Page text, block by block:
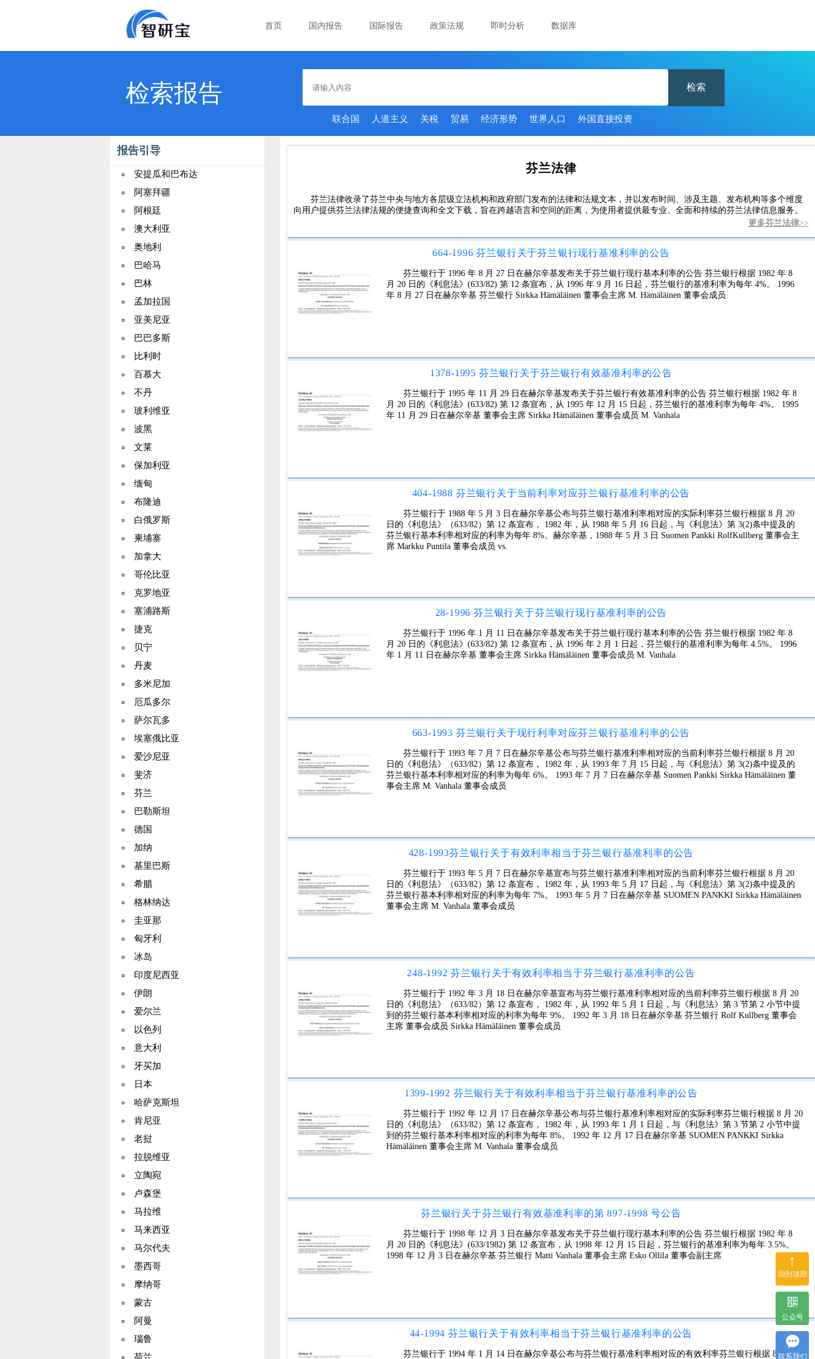
首页 国内报告 国际报告 政策法规 即时分析 数据库
检索报告 检索
联合国 人道主义 关税 贸易 经济形势 世界人口 外国直接投资
报告引导
安提瓜和巴布达
阿塞拜疆
阿根廷
澳大利亚
奥地利
巴哈马
巴林
孟加拉国
亚美尼亚
巴巴多斯
比利时
百慕大
不丹
玻利维亚
波黑
文莱
保加利亚
缅甸
布隆迪
白俄罗斯
柬埔寨
加拿大
哥伦比亚
克罗地亚
塞浦路斯
捷克
贝宁
丹麦
多米尼加
厄瓜多尔
萨尔瓦多
埃塞俄比亚
爱沙尼亚
斐济
芬兰
巴勒斯坦
德国
加纳
基里巴斯
希腊
格林纳达
圭亚那
匈牙利
冰岛
印度尼西亚
伊朗
爱尔兰
以色列
意大利
牙买加
日本
哈萨克斯坦
肯尼亚
老挝
拉脱维亚
立陶宛
卢森堡
马拉维
马来西亚
马尔代夫
墨西哥
摩纳哥
蒙古
阿曼
瑙鲁
芬兰法律
芬兰法律收录了芬兰中央与地方各层级立法机构和政府部门发布的法律和法规文本，并以发布时间、涉及主题、发布机构等多个维度
向用户提供芬兰法律法规的便捷查询和全文下载，旨在跨越语言和空间的距离，为使用者提供最专业、全面和持续的芬兰法律信息服务。
更多芬兰法律>>
664-1996 芬兰银行关于芬兰银行现行基准利率的公告
芬兰银行于 1996 年 8 月 27 日在赫尔辛基发布关于芬兰银行现行基本利率的公告 芬兰银行根据 1982 年 8
月 20 日的《利息法》(633/82) 第 12 条宣布，从 1996 年 9 月 16 日起，芬兰银行的基准利率为每年 4%。 1996
年 8 月 27 日在赫尔辛基 芬兰银行 Sirkka Hämäläinen 董事会主席 M. Hämäläinen 董事会成员
1378-1995 芬兰银行关于芬兰银行有效基准利率的公告
芬兰银行于 1995 年 11 月 29 日在赫尔辛基发布关于芬兰银行有效基准利率的公告 芬兰银行根据 1982 年 8
月 20 日的《利息法》(633/82) 第 12 条宣布，从 1995 年 12 月 15 日起，芬兰银行的基准利率为每年 4%。 1995
年 11 月 29 日在赫尔辛基 董事会主席 Sirkka Hämäläinen 董事会成员 M. Vanhala
404-1988 芬兰银行关于当前利率对应芬兰银行基准利率的公告
芬兰银行于 1988 年 5 月 3 日在赫尔辛基公布与芬兰银行基准利率相对应的实际利率芬兰银行根据 8 月 20
日的《利息法》（633/82）第 12 条宣布， 1982 年，从 1988 年 5 月 16 日起，与《利息法》第 3(2)条中提及的
芬兰银行基本利率相对应的利率为每年 8%。赫尔辛基，1988 年 5 月 3 日 Suomen Pankki RolfKullberg 董事会主
席 Markku Puntila 董事会成员 vs.
28-1996 芬兰银行关于芬兰银行现行基准利率的公告
芬兰银行于 1996 年 1 月 11 日在赫尔辛基发布关于芬兰银行现行基本利率的公告 芬兰银行根据 1982 年 8
月 20 日的《利息法》(633/82) 第 12 条宣布，从 1996 年 2 月 1 日起，芬兰银行的基准利率为每年 4.5%。 1996
年 1 月 11 日在赫尔辛基 董事会主席 Sirkka Hämäläinen 董事会成员 M. Vanhala
663-1993 芬兰银行关于现行利率对应芬兰银行基准利率的公告
芬兰银行于 1993 年 7 月 7 日在赫尔辛基公布与芬兰银行基准利率相对应的当前利率芬兰银行根据 8 月 20
日的《利息法》（633/82）第 12 条宣布， 1982 年，从 1993 年 7 月 15 日起，与《利息法》第 3(2)条中提及的
芬兰银行基本利率相对应的利率为每年 6%。 1993 年 7 月 7 日在赫尔辛基 Suomen Pankki Sirkka Hämäläinen 董
事会主席 M. Vanhala 董事会成员
428-1993芬兰银行关于有效利率相当于芬兰银行基准利率的公告
芬兰银行于 1993 年 5 月 7 日在赫尔辛基宣布与芬兰银行基准利率相对应的当前利率芬兰银行根据 8 月 20
日的《利息法》（633/82）第 12 条宣布， 1982 年，从 1993 年 5 月 17 日起，与《利息法》第 3(2)条中提及的
芬兰银行基本利率相对应的利率为每年 7%。 1993 年 5 月 7 日在赫尔辛基 SUOMEN PANKKI Sirkka Hämäläinen
董事会主席 M. Vanhala 董事会成员
248-1992 芬兰银行关于有效利率相当于芬兰银行基准利率的公告
芬兰银行于 1992 年 3 月 18 日在赫尔辛基宣布与芬兰银行基准利率相对应的当前利率芬兰银行根据 8 月 20
日的《利息法》（633/82）第 12 条宣布， 1982 年，从 1992 年 5 月 1 日起，与《利息法》第 3 节第 2 小节中提
到的芬兰银行基本利率相对应的利率为每年 9%。 1992 年 3 月 18 日在赫尔辛基 芬兰银行 Rolf Kullberg 董事会
主席 董事会成员 Sirkka Hämäläinen 董事会成员
1399-1992 芬兰银行关于有效利率相当于芬兰银行基准利率的公告
芬兰银行于 1992 年 12 月 17 日在赫尔辛基公布与芬兰银行基准利率相对应的实际利率芬兰银行根据 8 月 20
日的《利息法》（633/82）第 12 条宣布， 1982 年，从 1993 年 1 月 1 日起，与《利息法》第 3 节第 2 小节中提
到的芬兰银行基本利率相对应的利率为每年 8%。 1992 年 12 月 17 日在赫尔辛基 SUOMEN PANKKI Sirkka
Hämäläinen 董事会主席 M. Vanhala 董事会成员
芬兰银行关于芬兰银行有效基准利率的第 897-1998 号公告
芬兰银行于 1998 年 12 月 3 日在赫尔辛基发布关于芬兰银行现行基本利率的公告 芬兰银行根据 1982 年 8
月 20 日的《利息法》(633/1982) 第 12 条宣布，从 1998 年 12 月 15 日起，芬兰银行的基准利率为每年 3.5%。
1998 年 12 月 3 日在赫尔辛基 芬兰银行 Matti Vanhala 董事会主席 Esko Ollila 董事会副主席
44-1994 芬兰银行关于有效利率相当于芬兰银行基准利率的公告
芬兰银行于 1994 年 1 月 14 日在赫尔辛基公布与芬兰银行基准利率相对应的有效利率芬兰银行根据 8 月 20
↑
回到顶部
公众号
联系我们